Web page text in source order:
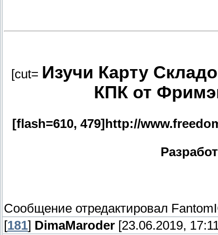
[cut= Изучи Карту
КПК от
[flash=610, 479]http://
Сообщение отредактировал
[181] DimaMaroder [23.06.2019,